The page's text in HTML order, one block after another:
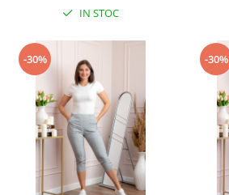
IN STOC
-30% -30%